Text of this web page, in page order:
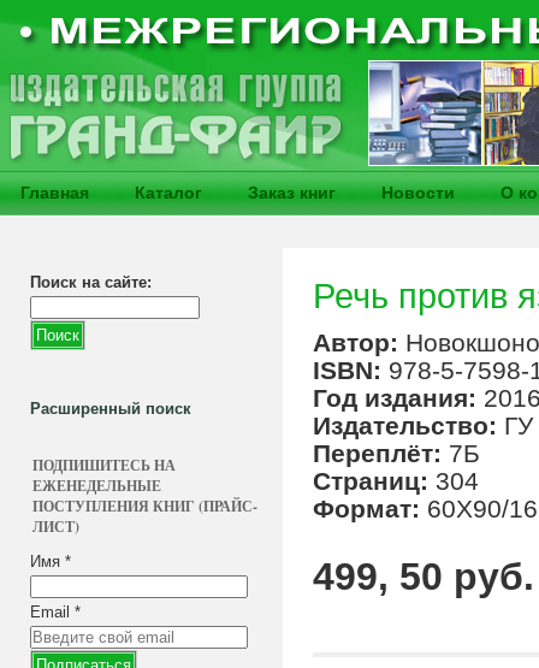
Главная Каталог Заказ книг Новости О
Поиск на сайте:
Расширенный поиск
ПОДПИШИТЕСЬ НА
ЕЖЕНЕДЕЛЬНЫЕ
ПОСТУПЛЕНИЯ КНИГ (ПРАЙС-
ЛИСТ)
Имя *
Email *
Речь против
Автор:
ISBN: 978-5-7598-
Год издания:
Издательство:
Переплёт: 7Б
Страниц: 304
Формат: 60X90/16
499, 50 руб.